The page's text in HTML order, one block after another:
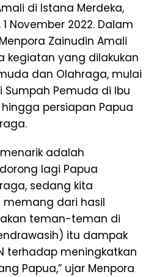
di Istana Merdeka,
November 2022. Dalam
Zainudin Amali
kegiatan yang dilakukan
dan Olahraga, mulai
Sumpah Pemuda di Ibu
persiapan Papua
adalah
lagi Papua
sedang kita
memang dari hasil
teman-teman di
itu dampak
terhadap meningkatkan
Papua,” ujar Menpora